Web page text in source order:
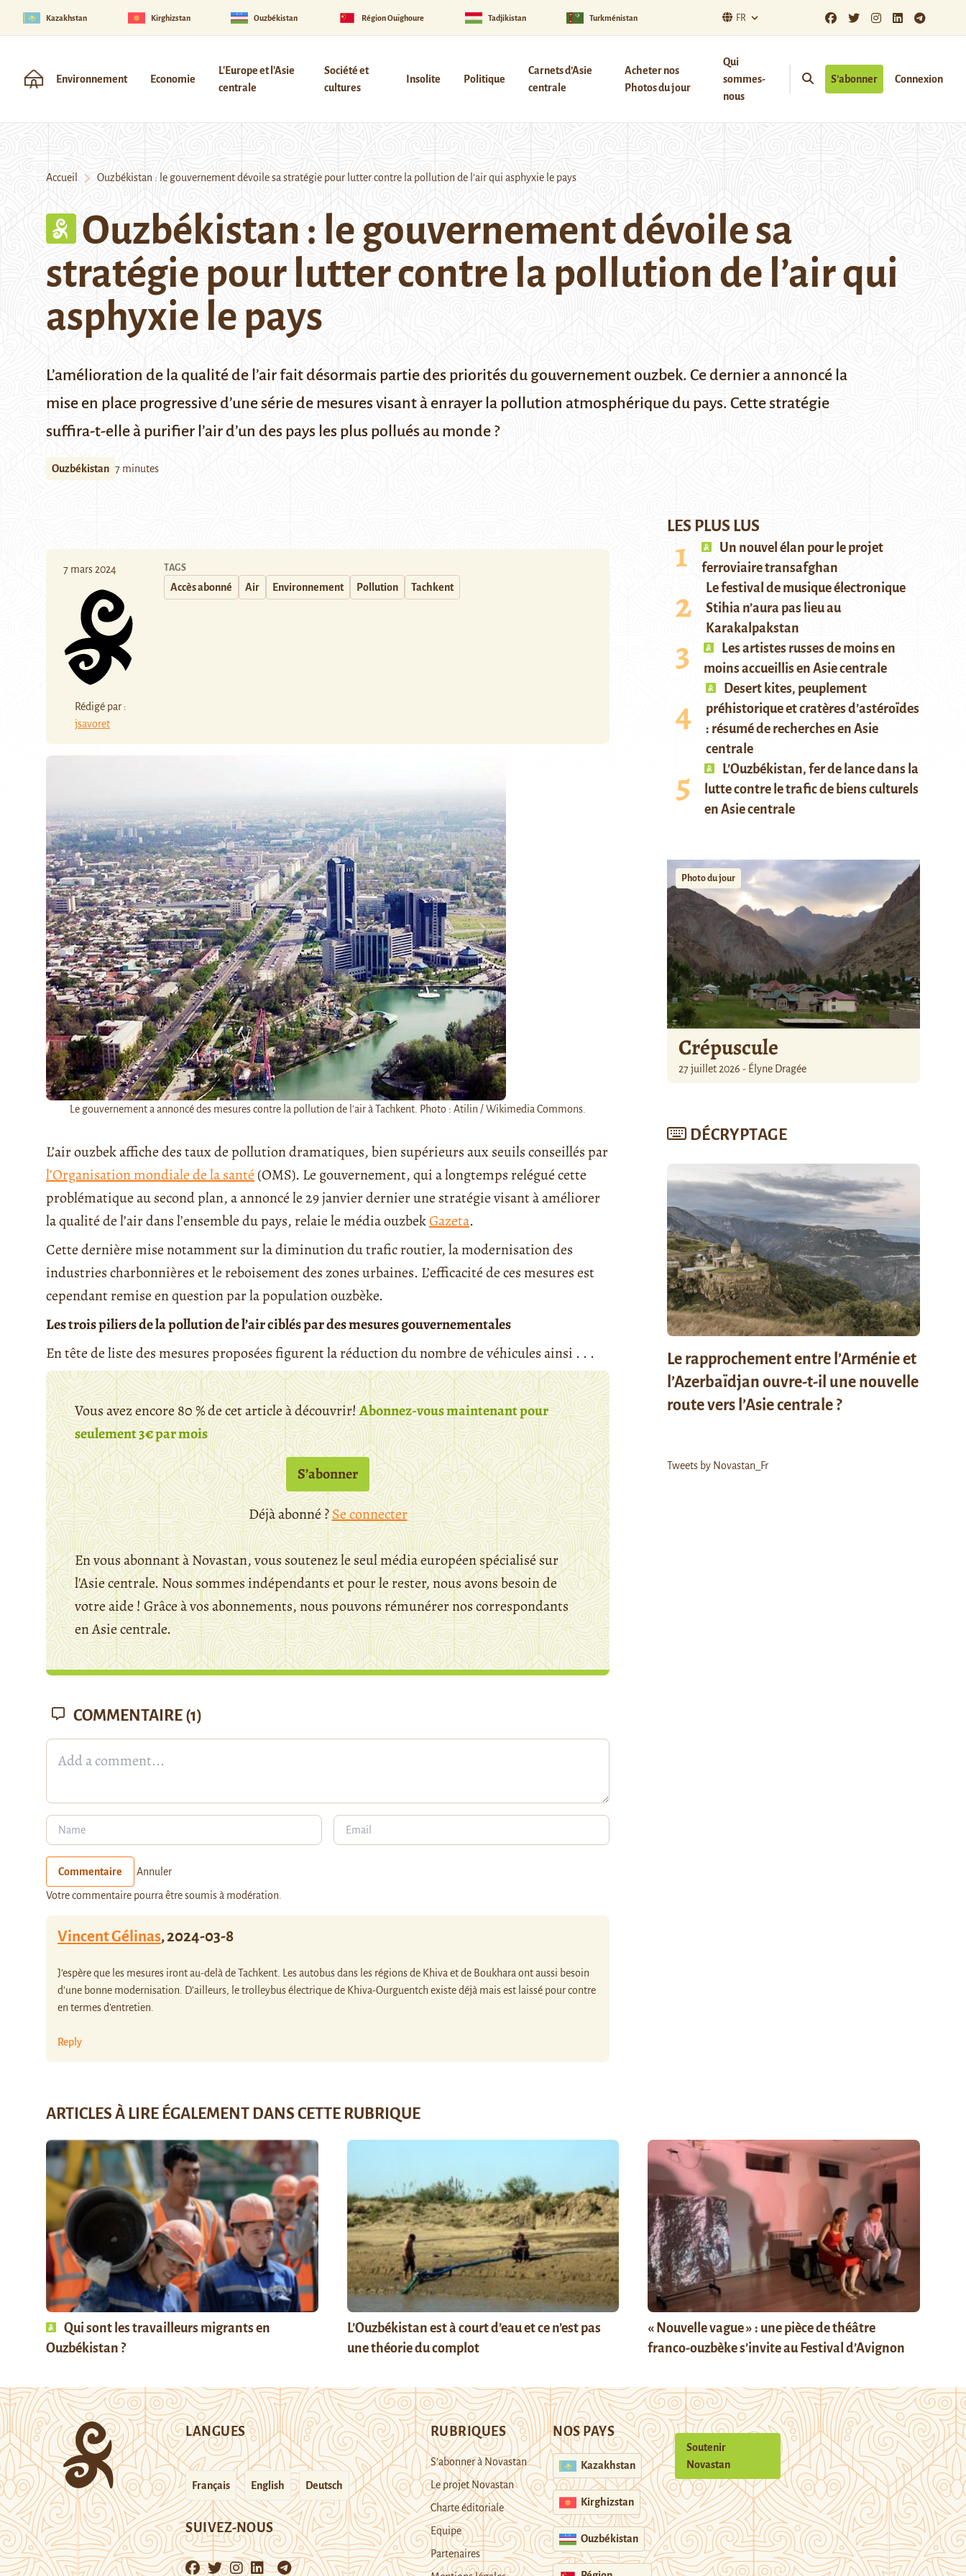
Kazakhstan Kirghizstan Ouzbékistan Région Ouïghoure Tadjikistan Turkménistan FR
Environnement Economie
L'Europe et l'Asie
centrale
Société et
cultures
Insolite Politique
Carnets d’Asie
centrale
Acheter nos
Photos du jour
Qui
sommes-
nous
S’abonner Connexion
Accueil Ouzbékistan : le gouvernement dévoile sa stratégie pour lutter contre la pollution de l’air qui asphyxie le pays
Ouzbékistan : le gouvernement dévoile sa
stratégie pour lutter contre la pollution de l’air qui
asphyxie le pays
L’amélioration de la qualité de l’air fait désormais partie des priorités du gouvernement ouzbek. Ce dernier a annoncé la
mise en place progressive d’une série de mesures visant à enrayer la pollution atmosphérique du pays. Cette stratégie
suffira-t-elle à purifier l’air d’un des pays les plus pollués au monde ?
Ouzbékistan 7 minutes
7 mars 2024
Rédigé par :
jsavoret
TAGS
Accès abonné Air Environnement Pollution Tachkent
Le gouvernement a annoncé des mesures contre la pollution de l'air à Tachkent. Photo : Atilin / Wikimedia Commons.
L’air ouzbek affiche des taux de pollution dramatiques, bien supérieurs aux seuils conseillés par
l’Organisation mondiale de la santé (OMS). Le gouvernement, qui a longtemps relégué cette
problématique au second plan, a annoncé le 29 janvier dernier une stratégie visant à améliorer
la qualité de l’air dans l’ensemble du pays, relaie le média ouzbekGazeta.
Cette dernière mise notamment sur la diminution du trafic routier, la modernisation des
industries charbonnières et le reboisement des zones urbaines. L’efficacité de ces mesures est
cependant remise en question par la population ouzbèke.
Les trois piliers de la pollution de l’air ciblés par des mesures gouvernementales
En tête de liste des mesures proposées figurent la réduction du nombre de véhicules ainsi . . .
Vous avez encore 80 % de cet article à découvrir!Abonnez-vous maintenant pour
seulement 3€ par mois
S’abonner
Déjà abonné ?Se connecter
En vous abonnant à Novastan, vous soutenez le seul média européen spécialisé sur
l'Asie centrale. Nous sommes indépendants et pour le rester, nous avons besoin de
votre aide ! Grâce à vos abonnements, nous pouvons rémunérer nos correspondants
en Asie centrale.
LES PLUS LUS
Un nouvel élan pour le projet
ferroviaire transafghan
Le festival de musique électronique
Stihia n’aura pas lieu au
Karakalpakstan
Les artistes russes de moins en
moins accueillis en Asie centrale
Desert kites, peuplement
préhistorique et cratères d’astéroïdes
: résumé de recherches en Asie
centrale
L’Ouzbékistan, fer de lance dans la
lutte contre le trafic de biens culturels
en Asie centrale
Photo du jour
Crépuscule
27 juillet 2026 - Élyne Dragée
DÉCRYPTAGE
Le rapprochement entre l’Arménie et
l’Azerbaïdjan ouvre-t-il une nouvelle
route vers l’Asie centrale ?
Tweets by Novastan_Fr
COMMENTAIRE (1)
Commentaire Annuler
Votre commentaire pourra être soumis à modération.
Vincent Gélinas,2024-03-8
J’espère que les mesures iront au-delà de Tachkent. Les autobus dans les régions de Khiva et de Boukhara ont aussi besoin
d’une bonne modernisation. D’ailleurs, le trolleybus électrique de Khiva-Ourguentch existe déjà mais est laissé pour contre
en termes d’entretien.
Reply
ARTICLES À LIRE ÉGALEMENT DANS CETTE RUBRIQUE
Qui sont les travailleurs migrants en
Ouzbékistan ?
L’Ouzbékistan est à court d’eau et ce n’est pas
une théorie du complot
« Nouvelle vague » : une pièce de théâtre
franco-ouzbèke s’invite au Festival d’Avignon
LANGUES
Français English Deutsch
SUIVEZ-NOUS
RUBRIQUES
S’abonner à Novastan
Le projet Novastan
Charte éditoriale
Equipe
Partenaires
NOS PAYS
Kazakhstan
Kirghizstan
Ouzbékistan
Soutenir
Novastan